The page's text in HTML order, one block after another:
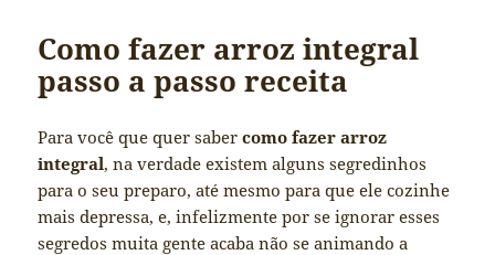
Como fazer arroz integral
passo a passo receita
Para você que quer sabercomo fazer arroz
integral, na verdade existem alguns segredinhos
para o seu preparo, até mesmo para que ele cozinhe
mais depressa, e, infelizmente por se ignorar esses
segredos muita gente acaba não se animando a